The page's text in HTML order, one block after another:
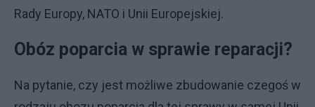
Rady Europy, NATO i Unii Europejskiej.
Obóz poparcia w sprawie reparacji?
Na pytanie, czy jest możliwe zbudowanie czegoś w